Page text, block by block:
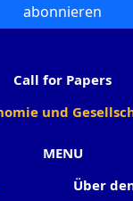
MENU
Über
abonnieren
Call for Papers
und